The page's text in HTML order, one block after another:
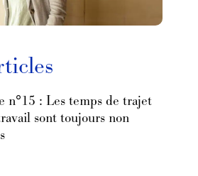
n°15 : Les temps de trajet
sont toujours non